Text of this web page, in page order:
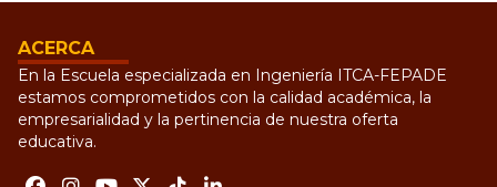
ACERCA
En la Escuela especializada en Ingeniería ITCA-FEPADE
estamos comprometidos con la calidad académica, la
empresarialidad y la pertinencia de nuestra oferta
educativa.